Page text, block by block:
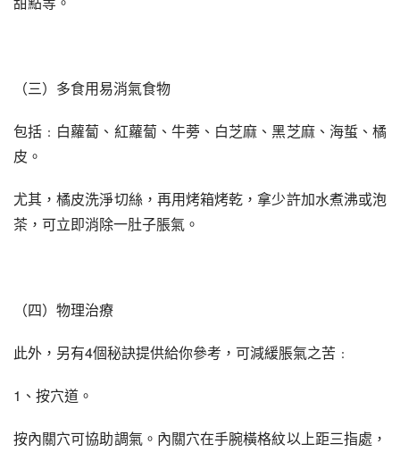
（三）多食用易消氣食物
包括﹕白蘿蔔、紅蘿蔔、牛蒡、白芝麻、黑芝麻、海蜇、橘
皮。
尤其，橘皮洗淨切絲，再用烤箱烤乾，拿少許加水煮沸或泡
茶，可立即消除一肚子脹氣。
（四）物理治療
此外，另有4個秘訣提供給你參考，可減緩脹氣之苦﹕
1、按穴道。
按內關穴可協助調氣。內關穴在手腕橫格紋以上距三指處，